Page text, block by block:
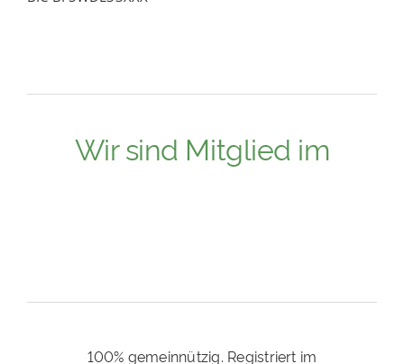
Wir sind Mitglied im
100% gemeinnützig. Registriert im